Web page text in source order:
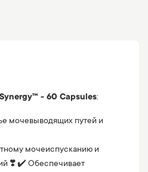
- 60 Capsules:
мочевыводящих путей и
мочеиспусканию и
❣️ ✔️ Обеспечивает